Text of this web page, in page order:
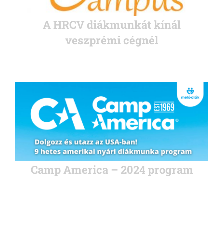
A HRCV diákmunkát kínál
veszprémi cégnél
Camp America – 2024 program